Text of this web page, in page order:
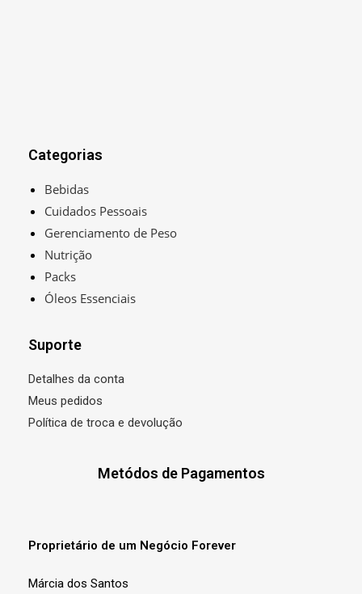
Categorias
Bebidas
Cuidados Pessoais
Gerenciamento de Peso
Nutrição
Packs
Óleos Essenciais
Suporte
Detalhes da conta
Meus pedidos
Política de troca e devolução
Metódos de Pagamentos
Proprietário de um Negócio Forever
Márcia dos Santos